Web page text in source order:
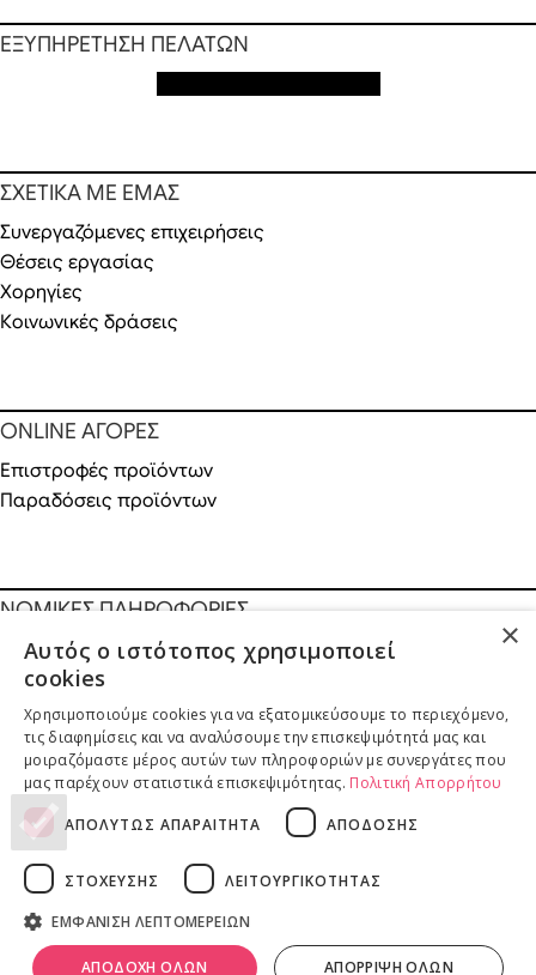
ΕΞΥΠΗΡΕΤΗΣΗ ΠΕΛΑΤΩΝ
ΣΧΕΤΙΚΑ ΜΕ ΕΜΑΣ
Συνεργαζόμενες επιχειρήσεις
Θέσεις εργασίας
Χορηγίες
Κοινωνικές δράσεις
ONLINE ΑΓΟΡΕΣ
Επιστροφές προϊόντων
Παραδόσεις προϊόντων
ΝΟΜΙΚΕΣ ΠΛΗΡΟΦΟΡΙΕΣ
Πολιτική απορρήτου
Όροι & Προϋποθέσεις
Πνευματικά Δικαιώματαλivadeia shop.
Ιδιοκτησία, δημιουργία, branding, τεχνική & εμπορική διαχείριση
από τηνOnline Lab - Κυριάκος Παπαδόπουλος.
0
×
Αυτός ο ιστότοπος χρησιμοποιεί
cookies
Χρησιμοποιούμε cookies για να εξατομικεύσουμε το περιεχόμενο,
τις διαφημίσεις και να αναλύσουμε την επισκεψιμότητά μας και
μοιραζόμαστε μέρος αυτών των πληροφοριών με συνεργάτες που
μας παρέχουν στατιστικά επισκεψιμότητας. Πολιτική Απορρήτου
ΑΠΟΛΥΤΩΣ ΑΠΑΡΑΙΤΗΤΑ ΑΠΟΔΟΣΗΣ
ΣΤΟΧΕΥΣΗΣ
ΛΕΙΤΟΥΡΓΙΚΟΤΗΤΑΣ
ΕΜΦΑΝΙΣΗ ΛΕΠΤΟΜΕΡΕΙΩΝ
ΑΠΟΔΟΧΗ ΟΛΩΝ ΑΠΟΡΡΙΨΗ ΟΛΩΝ